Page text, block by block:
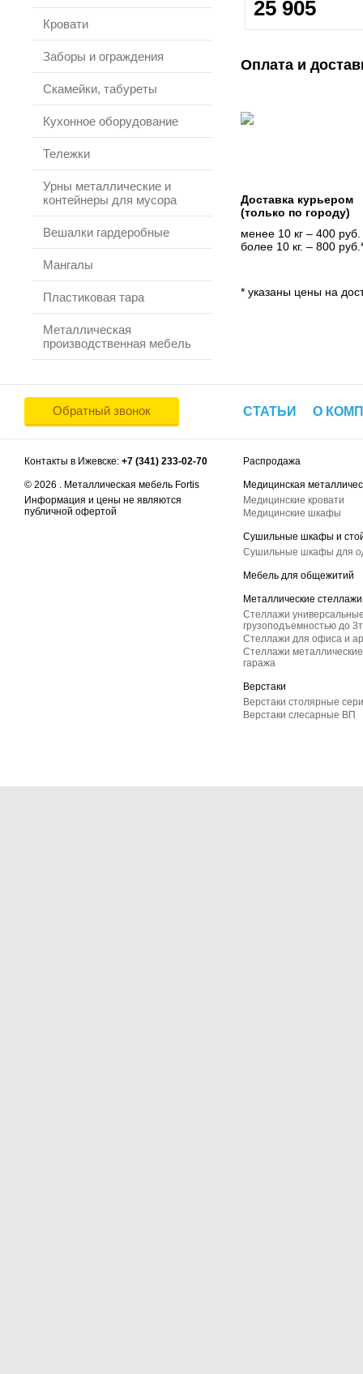
Кровати
Заборы и ограждения
Скамейки, табуреты
Кухонное оборудование
Тележки
Урны металлические и
контейнеры для мусора
Вешалки гардеробные
Мангалы
Пластиковая тара
Металлическая
производственная мебель
25 905
Оплата и
Доставка курьером
(только по городу)
менее 10 кг – 400 руб.
более 10 кг. – 800
* указаны цены на
Обратный звонок СТАТЬИ О
Контакты в Ижевске: +7 (341) 233-02-70
© 2026 . Металлическая мебель Fortis
Информация и цены не являются
публичной офертой
Распродажа
Медицинская
Медицинские кровати
Медицинские шкафы
Сушильные шкафы и
Сушильные шкафы для
Мебель для общежитий
Металлические стеллажи
Стеллажи
грузоподъемностью до
Стеллажи для офиса и
Стеллажи
гаража
Верстаки
Верстаки столярные
Верстаки слесарные ВП